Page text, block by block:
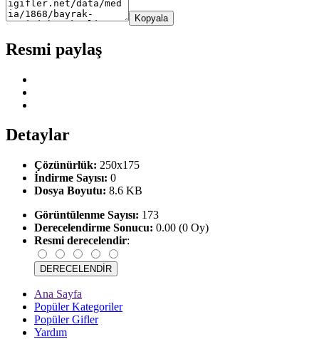
Kopyala
Resmi paylaş
Detaylar
Çözünürlük: 250x175
İndirme Sayısı: 0
Dosya Boyutu: 8.6 KB
Görüntülenme Sayısı: 173
Derecelendirme Sonucu: 0.00 (0 Oy)
Resmi derecelendir:
Ana Sayfa
Popüler Kategoriler
Popüler Gifler
Yardım